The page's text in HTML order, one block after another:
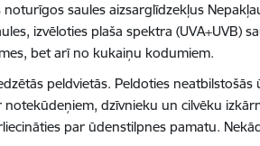
saules aizsarglīdzekļus
izvēloties plaša spektra (UVA+UVB)
bet arī no kukaiņu kodumiem.
peldvietās. Peldoties
dzīvnieku un cilvēku
par ūdenstilpnes pamatu.